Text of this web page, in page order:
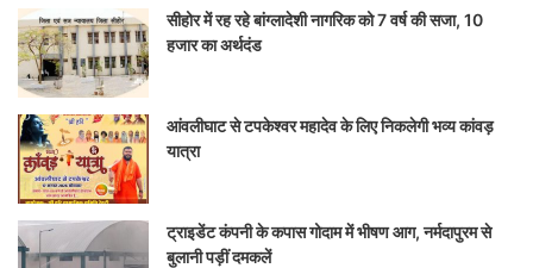
सीहोर में रह रहे बांग्लादेशी नागरिक को 7 वर्ष की सजा, 10
हजार का अर्थदंड
आंवलीघाट से टपकेश्वर महादेव के लिए निकलेगी भव्य कांवड़
यात्रा
ट्राइडेंट कंपनी के कपास गोदाम में भीषण आग, नर्मदापुरम से
बुलानी पड़ीं दमकलें